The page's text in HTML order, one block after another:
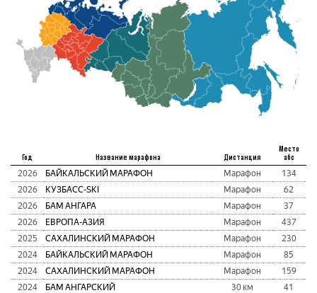
Год Название марафона Дистанция
Место
абс
2026 БАЙКАЛЬСКИЙ МАРАФОН Марафон 134
2026
КУЗБАСC-SKI Марафон 62
2026
БАМ АНГАРА Марафон 37
2026
ЕВРОПА-АЗИЯ Марафон 437
2025
САХАЛИНСКИЙ МАРАФОН Марафон 230
2024
БАЙКАЛЬСКИЙ МАРАФОН Марафон 85
2024
САХАЛИНСКИЙ МАРАФОН Марафон 159
2024
БАМ АНГАРСКИЙ 30 км 41